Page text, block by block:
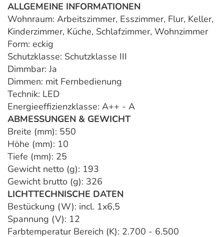
ALLGEMEINE INFORMATIONEN
Wohnraum: Arbeitszimmer, Esszimmer, Flur, Keller,
Kinderzimmer, Küche, Schlafzimmer, Wohnzimmer
Form: eckig
Schutzklasse: Schutzklasse III
Dimmbar: Ja
Dimmen: mit Fernbedienung
Technik: LED
Energieeffizienzklasse: A++ - A
ABMESSUNGEN & GEWICHT
Breite (mm): 550
Höhe (mm): 10
Tiefe (mm): 25
Gewicht netto (g): 193
Gewicht brutto (g): 326
LICHTTECHNISCHE DATEN
Bestückung (W): incl. 1x6,5
Spannung (V): 12
Farbtemperatur Bereich (K): 2.700 - 6.500